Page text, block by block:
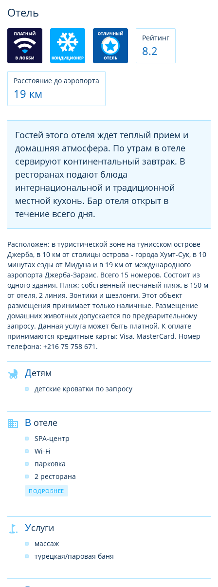
Отель
Рeйтинг
8.2
Расстояние до аэропорта
19 км
Гостей этого отеля ждет теплый прием и
домашняя атмосфера. По утрам в отеле
сервируют континентальный завтрак. В
ресторанах подают блюда
интернациональной и традиционной
местной кухонь. Бар отеля открыт в
течение всего дня.
Расположен: в туристической зоне на тунисском острове
Джерба, в 10 км от столицы острова - города Хумт-Сук, в 10
минутах езды от Мидуна и в 19 км от международного
аэропорта Джерба-Зарзис. Всего 15 номеров. Состоит из
одного здания. Пляж: собственный песчаный пляж, в 150 м
от отеля, 2 линия. Зонтики и шезлонги. Этот объект
размещения принимает только наличные. Размещение
домашних животных допускается по предварительному
запросу. Данная услуга может быть платной. К оплате
принимаются кредитные карты: Visa, MasterCard. Номер
телефона: +216 75 758 671.
Детям
детские кроватки по запросу
В отеле
SPA-центр
Wi-Fi
парковка
2 ресторана
бар
салон красоты
обмен валюты
ПОДРОБНЕЕ
Услуги
массаж
турецкая/паровая баня